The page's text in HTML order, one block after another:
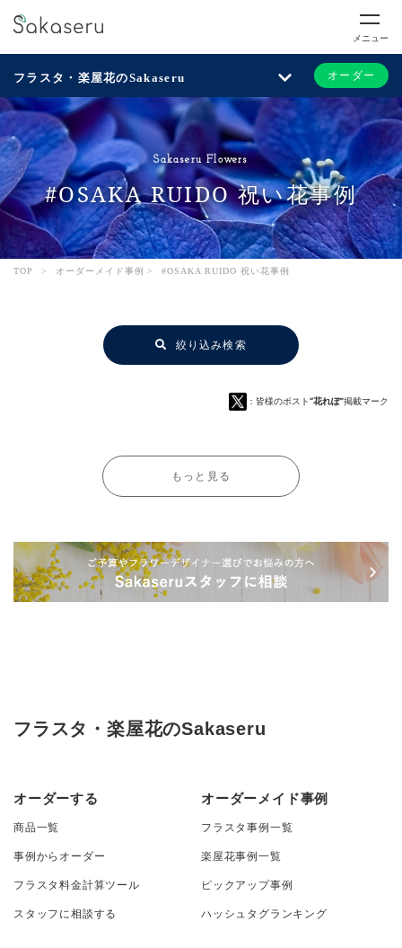
メニュー
フラスタ・楽屋花のSakaseru オーダー
Sakaseru Flowers
#OSAKA RUIDO 祝い花事例
TOP > オーダーメイド事例 > #OSAKA RUIDO 祝い花事例
絞り込み検索
：皆様のポスト“花れぽ”掲載マーク
もっと見る
フラスタ・楽屋花のSakaseru
オーダーする
商品一覧
事例からオーダー
フラスタ料金計算ツール
スタッフに相談する
オーダーメイド事例
フラスタ事例一覧
楽屋花事例一覧
ピックアップ事例
ハッシュタグランキング